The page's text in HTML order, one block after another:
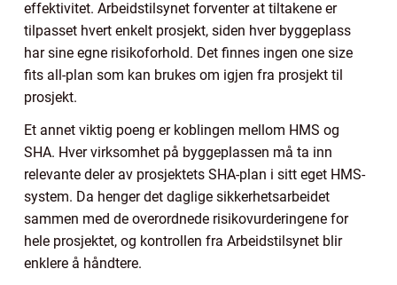
effektivitet. Arbeidstilsynet forventer at tiltakene er
tilpasset hvert enkelt prosjekt, siden hver byggeplass
har sine egne risikoforhold. Det finnes ingen one size
fits all-plan som kan brukes om igjen fra prosjekt til
prosjekt.
Et annet viktig poeng er koblingen mellom HMS og
SHA. Hver virksomhet på byggeplassen må ta inn
relevante deler av prosjektets SHA-plan i sitt eget HMS-
system. Da henger det daglige sikkerhetsarbeidet
sammen med de overordnede risikovurderingene for
hele prosjektet, og kontrollen fra Arbeidstilsynet blir
enklere å håndtere.